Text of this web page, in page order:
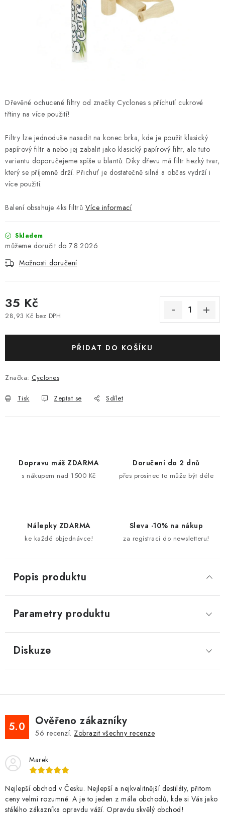
Hodnocení obchodu
Doprava & Platba
Dřevěné ochucené filtry od značky Cyclones s příchutí cukrové
třtiny na více použití!
Filtry lze jednoduše nasadit na konec brka, kde je použit klasický
papírový filtr a nebo jej zabalit jako klasický papírový filtr, ale tuto
variantu doporučejeme spíše u blantů. Díky dřevu má filtr hezký tvar,
který se příjemně drží. Přichuť je dostatečně silná a občas vydrží i
více použití.
Balení obsahuje 4ks filtrů Více informací
Skladem
7.8.2026
Možnosti doručení
35 Kč
28,93 Kč bez DPH
PŘIDAT DO KOŠÍKU
Značka: Cyclones
Tisk Zeptat se Sdílet
Dopravu máš ZDARMA
s nákupem nad 1500 Kč
Doručení do 2 dnů
přes prosinec to může být déle
Nálepky ZDARMA
ke každé objednávce!
Sleva -10% na nákup
za registraci do newsletteru!
Popis produktu
Parametry produktu
Diskuze
5.0 Ověřeno zákazníky
56 recenzí. Zobrazit všechny recenze
Marek
Nejlepší obchod v Česku. Nejlepší a nejkvalitnější destiláty, přitom
ceny velmi rozumné. A je to jeden z mála obchodů, kde si Vás jako
stálého zákazníka opravdu váží. Opravdu skvělý obchod!